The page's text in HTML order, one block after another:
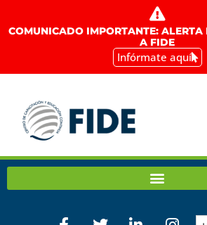
COMUNICADO IMPORTANTE:
A FIDE
Infórmate aquí